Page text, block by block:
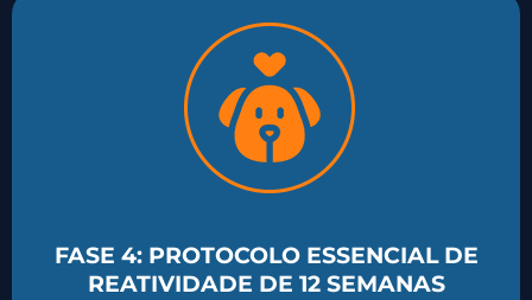
FASE 4: PROTOCOLO ESSENCIAL DE
REATIVIDADE DE 12 SEMANAS